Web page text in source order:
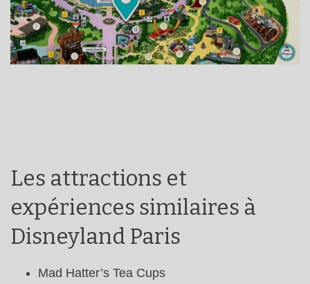
Les attractions et
expériences similaires à
Disneyland Paris
Mad Hatter’s Tea Cups